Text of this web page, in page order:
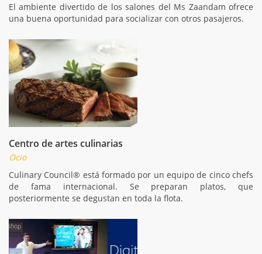
El ambiente divertido de los salones del Ms Zaandam ofrece
una buena oportunidad para socializar con otros pasajeros.
Centro de artes culinarias
Ocio
Culinary Council® está formado por un equipo de cinco chefs
de fama internacional. Se preparan platos, que
posteriormente se degustan en toda la flota.